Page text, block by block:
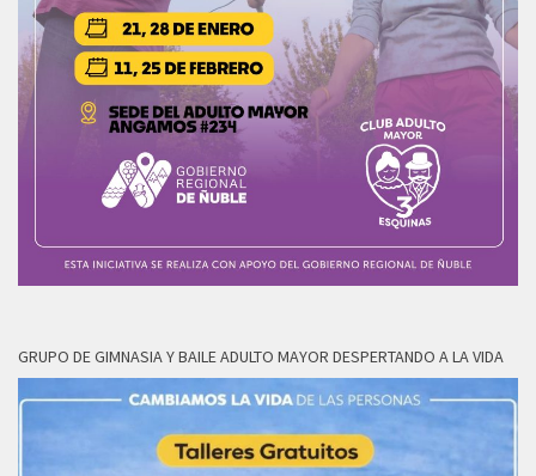
GRUPO DE GIMNASIA Y BAILE ADULTO MAYOR DESPERTANDO A LA VIDA